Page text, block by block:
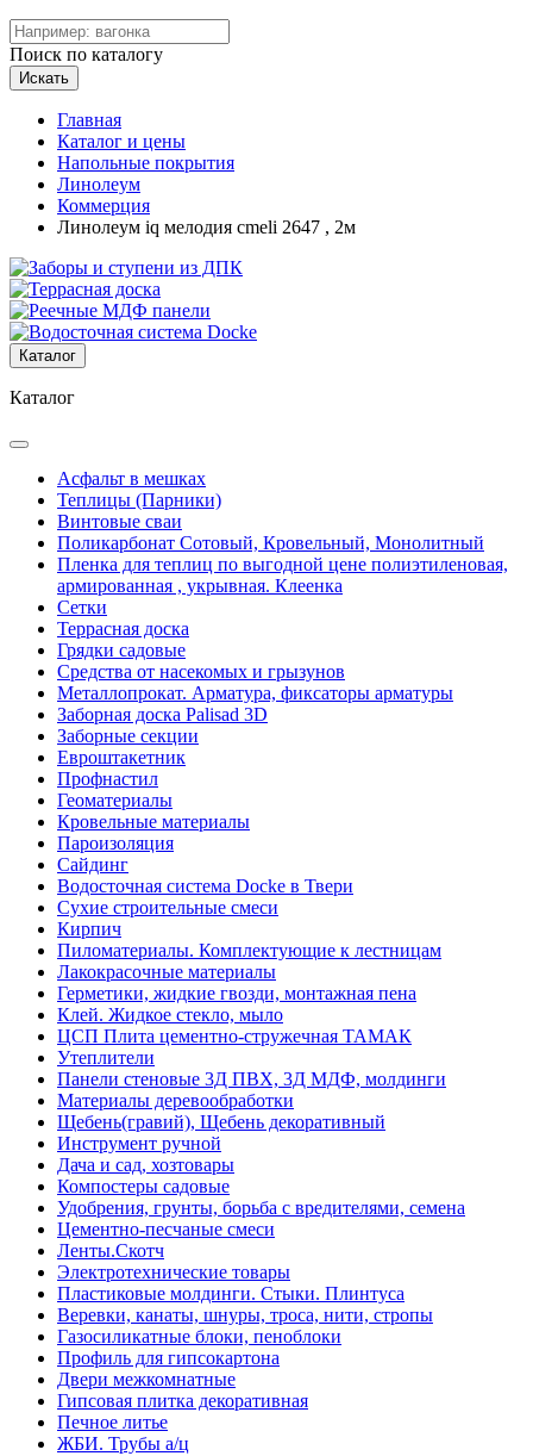
Поиск по каталогу
Искать
Главная
Каталог и цены
Напольные покрытия
Линолеум
Коммерция
Линолеум iq мелодия cmeli 2647 , 2м
Каталог
Каталог
Асфальт в мешках
Теплицы (Парники)
Винтовые сваи
Поликарбонат Сотовый, Кровельный, Монолитный
Пленка для теплиц по выгодной цене полиэтиленовая,
армированная , укрывная. Клеенка
Сетки
Террасная доска
Грядки садовые
Средства от насекомых и грызунов
Металлопрокат. Арматура, фиксаторы арматуры
Заборная доска Palisad 3D
Заборные секции
Евроштакетник
Профнастил
Геоматериалы
Кровельные материалы
Пароизоляция
Сайдинг
Водосточная система Docke в Твери
Сухие строительные смеси
Кирпич
Пиломатериалы. Комплектующие к лестницам
Лакокрасочные материалы
Герметики, жидкие гвозди, монтажная пена
Клей. Жидкое стекло, мыло
ЦСП Плита цементно-стружечная ТАМАК
Утеплители
Панели стеновые 3Д ПВХ, 3Д МДФ, молдинги
Материалы деревообработки
Щебень(гравий), Щебень декоративный
Инструмент ручной
Дача и сад, хозтовары
Компостеры садовые
Удобрения, грунты, борьба с вредителями, семена
Цементно-песчаные смеси
Ленты.Скотч
Электротехнические товары
Пластиковые молдинги. Стыки. Плинтуса
Веревки, канаты, шнуры, троса, нити, стропы
Газосиликатные блоки, пеноблоки
Профиль для гипсокартона
Двери межкомнатные
Гипсовая плитка декоративная
Печное литье
ЖБИ. Трубы а/ц